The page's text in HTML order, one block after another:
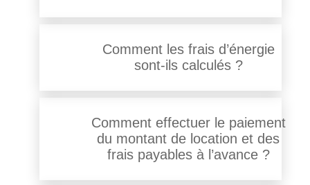
Comment les frais d’énergie
sont-ils calculés ?
Comment effectuer le paiement
du montant de location et des
frais payables à l’avance ?